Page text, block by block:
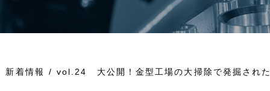
新着情報 vol.24 大公開！金型工場の大掃除で発掘され